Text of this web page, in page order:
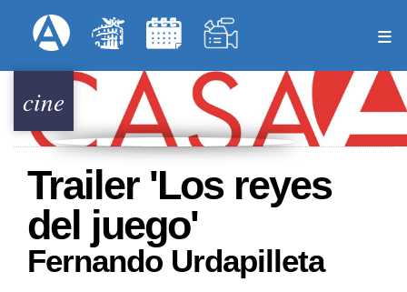
al
principal
Menú Superior
cine
Trailer 'Los reyes
del juego'
Fernando Urdapilleta